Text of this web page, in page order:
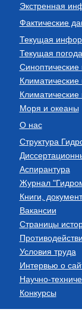
Экстренная
Фактические
Текущая
Текущая
Синоптические
Моря и океаны
О нас
Структура
Аспирантура
Журнал
Книги,
Вакансии
Страницы
Условия труда
Интервью о
Научно-
Конкурсы